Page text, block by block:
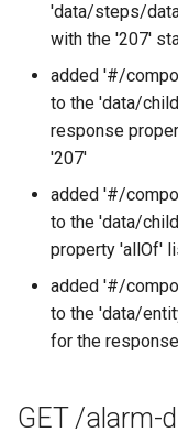
'data/steps/
with the '207'
added '#/
to the 'data/
response
'207'
added '#/
to the 'data/
property 'allOf'
added '#/
to the 'data/
for the
GET /alarm-